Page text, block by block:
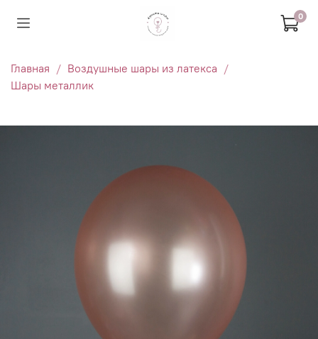
0
Главная
Воздушные шары из латекса
Шары металлик